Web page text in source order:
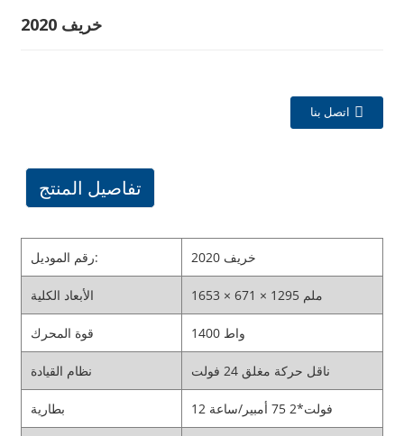
خريف 2020
اتصل بنا
تفاصيل المنتج
رقم الموديل: خريف 2020
الأبعاد الكلية 1653 × 671 × 1295 ملم
قوة المحرك 1400 واط
نظام القيادة ناقل حركة مغلق 24 فولت
بطارية 12 فولت*2 75 أمبير/ساعة